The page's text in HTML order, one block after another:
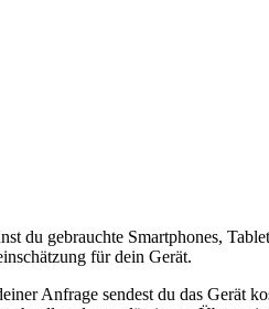
gebrauchte Smartphones,
für dein Gerät.
Anfrage sendest du das Gerät